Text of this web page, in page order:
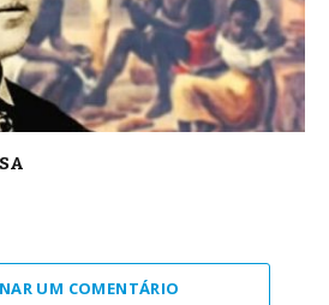
UM COMENTÁRIO